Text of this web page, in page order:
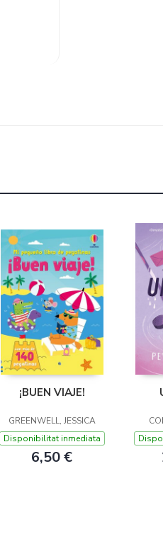
¡BUEN VIAJE!
GREENWELL, JESSICA
Disponibilitat inmediata
6,50 €